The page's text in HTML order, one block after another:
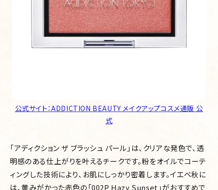
公式サイト：ADDICTION BEAUTY メイクアップコスメ通販 公
式
「アディクション ザ ブラッシュ パール」は、クリアな発色で、透
明感のある仕上がりを叶えるチークです。粉をオイルでコーテ
ィングした技術により、お肌にしっかり密着します。イエベ秋に
は、黄みがかった赤色の「002P Hazy Sunset」がおすすめで